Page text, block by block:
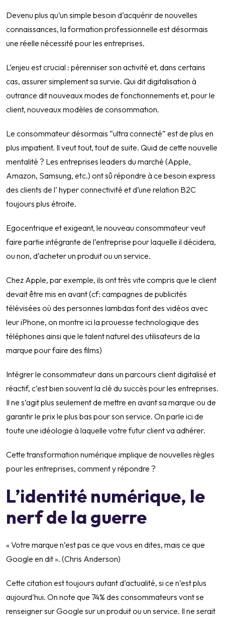
Devenu plus qu’un simple besoin d’acquérir de nouvelles
connaissances, la formation professionnelle est désormais
une réelle nécessité pour les entreprises.
L’enjeu est crucial : pérenniser son activité et, dans certains
cas, assurer simplement sa survie. Qui dit digitalisation à
outrance dit nouveaux modes de fonctionnements et, pour le
client, nouveaux modèles de consommation.
Le consommateur désormais “ultra connecté” est de plus en
plus impatient. Il veut tout, tout de suite. Quid de cette nouvelle
mentalité ? Les entreprises leaders du marché (Apple,
Amazon, Samsung, etc.) ont sû répondre à ce besoin express
des clients de l’ hyper connectivité et d’une relation B2C
toujours plus étroite.
Egocentrique et exigeant, le nouveau consommateur veut
faire partie intégrante de l’entreprise pour laquelle il décidera,
ou non, d’acheter un produit ou un service.
Chez Apple, par exemple, ils ont très vite compris que le client
devait être mis en avant (cf: campagnes de publicités
télévisées où des personnes lambdas font des vidéos avec
leur iPhone, on montre ici la prouesse technologique des
téléphones ainsi que le talent naturel des utilisateurs de la
marque pour faire des films)
Intégrer le consommateur dans un parcours client digitalisé et
réactif, c’est bien souvent la clé du succès pour les entreprises.
Il ne s’agit plus seulement de mettre en avant sa marque ou de
garantir le prix le plus bas pour son service. On parle ici de
toute une idéologie à laquelle votre futur client va adhérer.
Cette transformation numérique implique de nouvelles règles
pour les entreprises, comment y répondre ?
L’identité numérique, le
nerf de la guerre
« Votre marque n’est pas ce que vous en dites, mais ce que
Google en dit ». (Chris Anderson)
Cette citation est toujours autant d’actualité, si ce n’est plus
aujourd’hui. On note que 74% des consommateurs vont se
renseigner sur Google sur un produit ou un service. Il ne serait